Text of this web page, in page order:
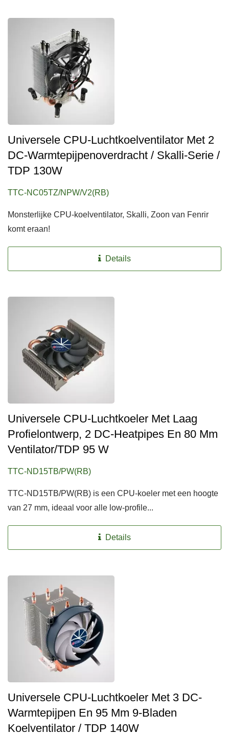
Universele CPU-Luchtkoelventilator Met 2
DC-Warmtepijpenoverdracht / Skalli-Serie /
TDP 130W
TTC-NC05TZ/NPW/V2(RB)
Monsterlijke CPU-koelventilator, Skalli, Zoon van Fenrir
komt eraan!
Details
Universele CPU-Luchtkoeler Met Laag
Profielontwerp, 2 DC-Heatpipes En 80 Mm
Ventilator/TDP 95 W
TTC-ND15TB/PW(RB)
TTC-ND15TB/PW(RB) is een CPU-koeler met een hoogte
van 27 mm, ideaal voor alle low-profile...
Details
Universele CPU-Luchtkoeler Met 3 DC-
Warmtepijpen En 95 Mm 9-Bladen
Koelventilator / TDP 140W